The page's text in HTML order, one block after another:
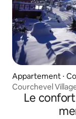
Appartement ⋅
Courchevel
Le